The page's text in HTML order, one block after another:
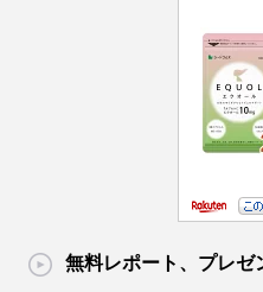
無料レポート、プレゼ